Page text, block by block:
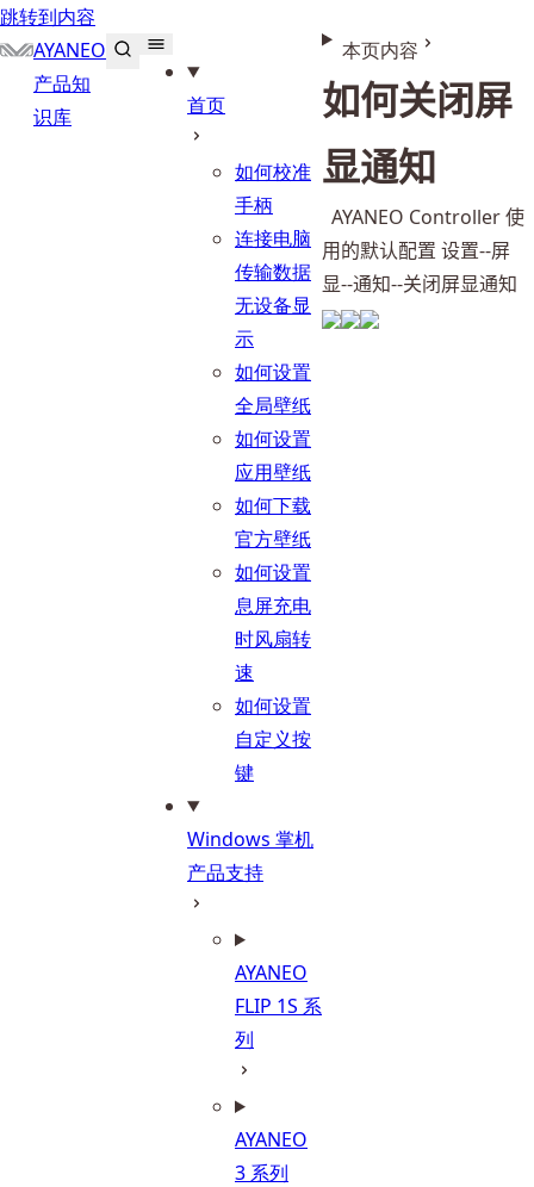
跳转到内容
AYANEO
产品知
识库
首页
如何校准
手柄
连接电脑
传输数据
无设备显
示
如何设置
全局壁纸
如何设置
应用壁纸
如何下载
官方壁纸
如何设置
息屏充电
时风扇转
速
如何设置
自定义按
键
Windows 掌机
产品支持
AYANEO
FLIP 1S 系
列
AYANEO
3 系列
本页内容
如何关闭屏
显通知
用的默认配置 设置--屏
显--通知--关闭屏显通知